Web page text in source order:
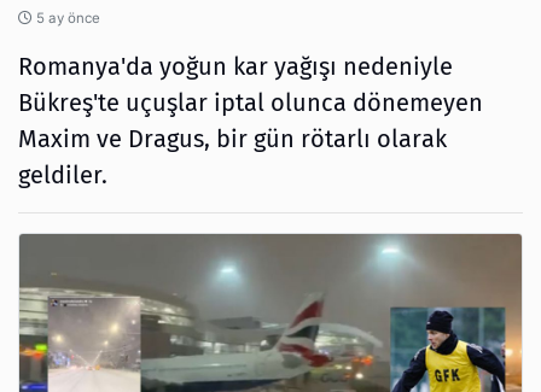
5 ay önce
Romanya'da yoğun kar yağışı nedeniyle
Bükreş'te uçuşlar iptal olunca dönemeyen
Maxim ve Dragus, bir gün rötarlı olarak
geldiler.